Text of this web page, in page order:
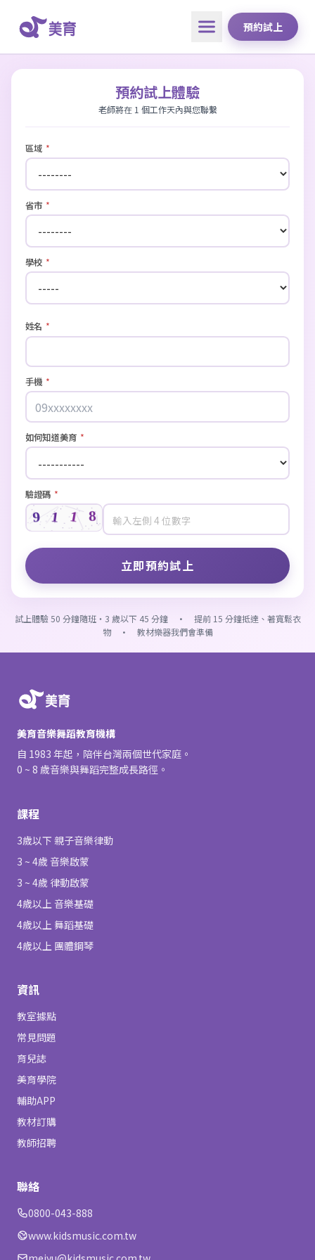
預約試上
預約試上體驗
老師將在 1 個工作天內與您聯繫
區域 *
省市 *
學校 *
姓名 *
手機 *
如何知道美育 *
驗證碼 *
試上體驗 50 分鐘隨班・3 歲以下 45 分鐘 · 提前 15 分鐘抵達、著寬鬆衣
物 · 教材樂器我們會準備
美育音樂舞蹈教育機構
自 1983 年起，陪伴台灣兩個世代家庭。
0 ~ 8 歲音樂與舞蹈完整成長路徑。
課程
3歲以下 親子音樂律動
3 ~ 4歲 音樂啟蒙
3 ~ 4歲 律動啟蒙
4歲以上 音樂基礎
4歲以上 舞蹈基礎
4歲以上 團體鋼琴
資訊
教室據點
常見問題
育兒誌
美育學院
輔助APP
教材訂購
教師招聘
聯絡
0800-043-888
www.kidsmusic.com.tw